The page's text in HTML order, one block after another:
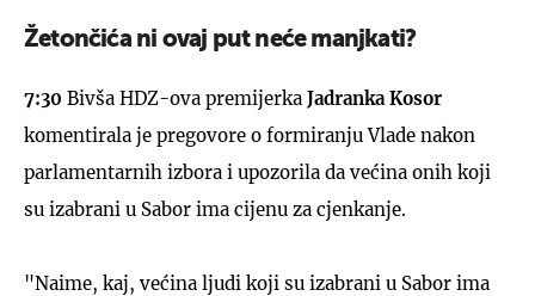
Žetončića ni ovaj put neće manjkati?
7:30 Bivša HDZ-ova premijerka Jadranka Kosor
komentirala je pregovore o formiranju Vlade nakon
parlamentarnih izbora i upozorila da većina onih koji
su izabrani u Sabor ima cijenu za cjenkanje.
"Naime, kaj, većina ljudi koji su izabrani u Sabor ima